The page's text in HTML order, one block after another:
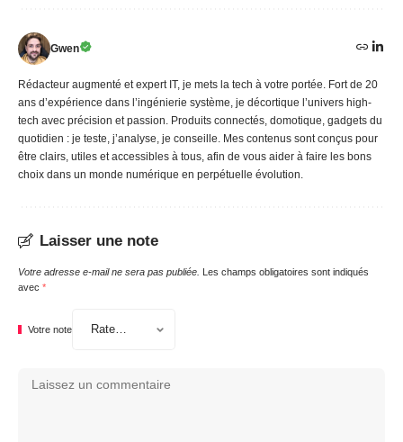
Gwen
Rédacteur augmenté et expert IT, je mets la tech à votre portée. Fort de 20
ans d’expérience dans l’ingénierie système, je décortique l’univers high-
tech avec précision et passion. Produits connectés, domotique, gadgets du
quotidien : je teste, j’analyse, je conseille. Mes contenus sont conçus pour
être clairs, utiles et accessibles à tous, afin de vous aider à faire les bons
choix dans un monde numérique en perpétuelle évolution.
Laisser une note
Votre adresse e-mail ne sera pas publiée. Les champs obligatoires sont indiqués
avec *
Votre note